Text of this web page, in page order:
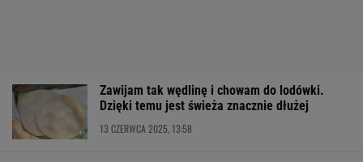
Zawijam tak wędlinę i chowam do lodówki.
Dzięki temu jest świeża znacznie dłużej
13 CZERWCA 2025, 13:58